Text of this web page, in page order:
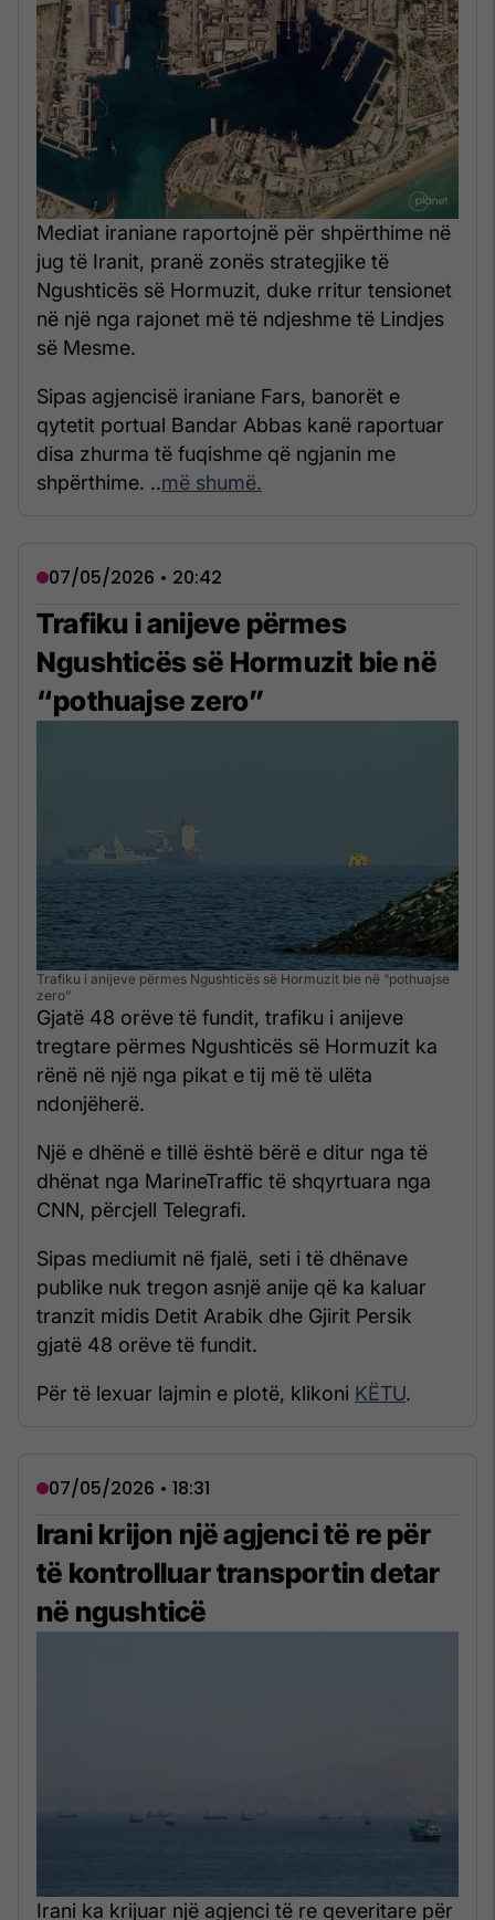
Mediat iraniane raportojnë për shpërthime në
jug të Iranit, pranë zonës strategjike të
Ngushticës së Hormuzit, duke rritur tensionet
në një nga rajonet më të ndjeshme të Lindjes
së Mesme.
Sipas agjencisë iraniane Fars, banorët e
qytetit portual Bandar Abbas kanë raportuar
disa zhurma të fuqishme që ngjanin me
shpërthime. ..më shumë.
07/05/2026 • 20:42
Trafiku i anijeve përmes
Ngushticës së Hormuzit bie në
“pothuajse zero”
Trafiku i anijeve përmes Ngushticës së Hormuzit bie në “pothuajse
zero”
Gjatë 48 orëve të fundit, trafiku i anijeve
tregtare përmes Ngushticës së Hormuzit ka
rënë në një nga pikat e tij më të ulëta
ndonjëherë.
Një e dhënë e tillë është bërë e ditur nga të
dhënat nga MarineTraffic të shqyrtuara nga
CNN, përcjell Telegrafi.
Sipas mediumit në fjalë, seti i të dhënave
publike nuk tregon asnjë anije që ka kaluar
tranzit midis Detit Arabik dhe Gjirit Persik
gjatë 48 orëve të fundit.
Për të lexuar lajmin e plotë, klikoni KËTU.
07/05/2026 • 18:31
Irani krijon një agjenci të re për
të kontrolluar transportin detar
në ngushticë
Irani ka krijuar një agjenci të re qeveritare për